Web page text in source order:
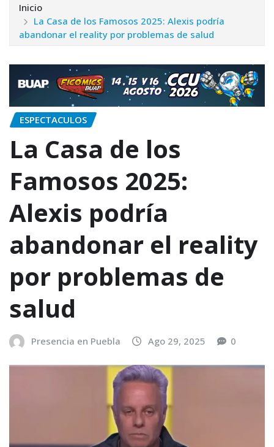
Inicio
La Casa de los Famosos 2025: Alexis podría
abandonar el reality por problemas de salud
ESPECTACULOS
La Casa de los
Famosos 2025:
Alexis podría
abandonar el reality
por problemas de
salud
Presencia en Puebla Ago 29, 2025 0